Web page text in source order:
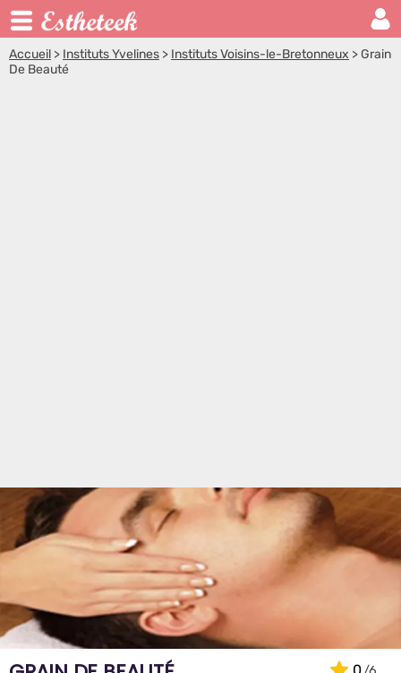
Accueil > Instituts Yvelines > Instituts Voisins-le-Bretonneux >Grain
De Beauté
0